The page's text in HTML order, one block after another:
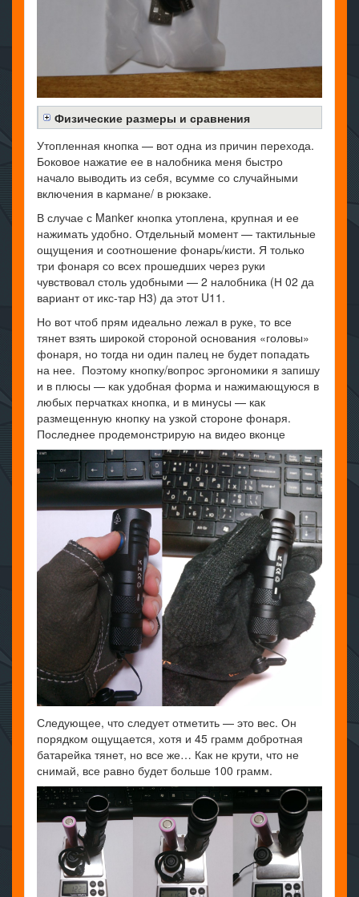
Физические размеры и сравнения
Утопленная кнопка — вот одна из причин перехода.
Боковое нажатие ее в налобника меня быстро
начало выводить из себя, всумме со случайными
включения в кармане/ в рюкзаке.
В случае с Manker кнопка утоплена, крупная и ее
нажимать удобно. Отдельный момент — тактильные
ощущения и соотношение фонарь/кисти. Я только
три фонаря со всех прошедших через руки
чувствовал столь удобными — 2 налобника (Н 02 да
вариант от икс-тар Н3) да этот U11.
Но вот чтоб прям идеально лежал в руке, то все
тянет взять широкой стороной основания «головы»
фонаря, но тогда ни один палец не будет попадать
на нее. Поэтому кнопку/вопрос эргономики я запишу
и в плюсы — как удобная форма и нажимающуюся в
любых перчатках кнопка, и в минусы — как
размещенную кнопку на узкой стороне фонаря.
Последнее продемонстрирую на видео вконце
Следующее, что следует отметить — это вес. Он
порядком ощущается, хотя и 45 грамм добротная
батарейка тянет, но все же… Как не крути, что не
снимай, все равно будет больше 100 грамм.